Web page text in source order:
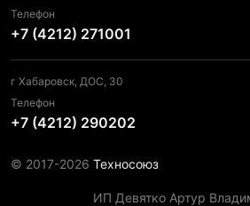
Телефон
+7 (4212) 271001
г Хабаровск, ДОС, 30
Телефон
+7 (4212) 290202
© 2017-2026 Техносоюз
ИП Девятко Артур